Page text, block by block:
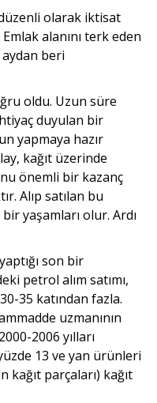
olarak iktisat
alanını terk eden
beri
oldu. Uzun süre
duyulan bir
yapmaya hazır
kağıt üzerinde
önemli bir kazanç
Alıp satılan bu
yaşamları olur. Ardı
son bir
petrol alım satımı,
35 katından fazla.
uzmanının
2006 yılları
13 ve yan ürünleri
kağıt parçaları) kağıt